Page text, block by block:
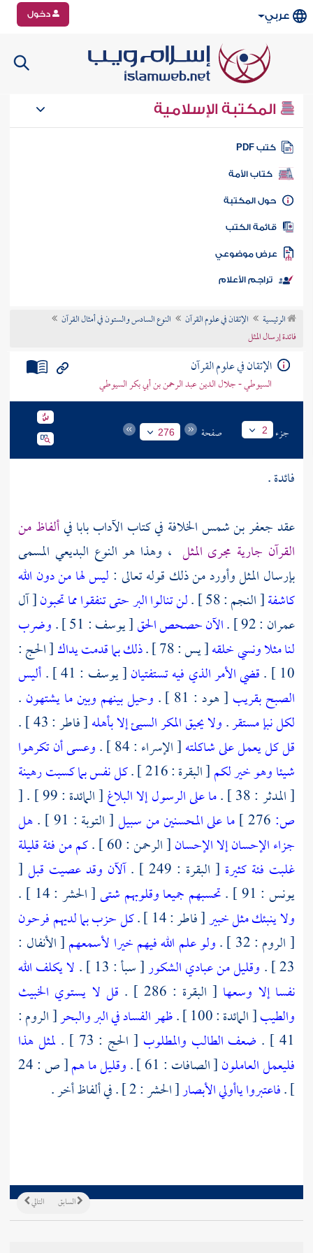
عربي دخول
المكتبة الإسلامية
كتب PDF
كتاب الأمة
المكتبة
الكتب
موضوعي
تراجم الأعلام
الرئيسية الإتقان في علوم القرآن
النوع السادس والستون في أمثال القرآن
فائدة إرسال المثل
الإتقان في علوم القرآن
السيوطي - جلال الدين عبد الرحمن بن أبي بكر السيوطي
جزء 2 صفحة 276
فائدة .
عقدجعفر بن شمس الخلافة في كتاب الآداب بابا فيألفاظ من
القرآن جارية مجرى المثل ، وهذا هو النوع البديعي المسمى
بإرسال المثل وأورد من ذلك قوله تعالى : ليس لها من دون الله
كاشفة[ النجم : 58 ] . لن تنالوا البر حتى تنفقوا مما تحبون[ آل
عمران : 92 ] .
الآن حصحص الحق[ يوسف : 51 ] .
وضرب
لنا مثلا ونسي خلقه[ يس : 78 ] . ذلك بما قدمت يداك[ الحج :
10 ] .
قضي الأمر الذي فيه تستفتيان[ يوسف : 41 ] .
أليس
الصبح بقريب [ هود : 81 ] . وحيل بينهم وبين ما يشتهون .
لكل نبإ مستقر.ولا يحيق المكر السيئ إلا بأهله[ فاطر : 43 ] .
قل كل يعمل على شاكلته[ الإسراء : 84 ] .
وعسى أن تكرهوا
شيئا وهو خير لكم[ البقرة : 216 ] .
كل نفس بما كسبت رهينة
[ المدثر : 38 ] .
ما على الرسول إلا البلاغ[ المائدة : 99 ] .
[
ص:
ما على المحسنين من سبيل[ التوبة : 91 ] .
هل
جزاء الإحسان إلا الإحسان[ الرحمن : 60 ] .
كم من فئة قليلة
غلبت فئة كثيرة [ البقرة : 249 ] . آلآن وقد عصيت قبل [
يونس : 91 ] .
تحسبهم جميعا وقلوبهم شتى[ الحشر : 14 ] .
ولا ينبئك مثل خبير[ فاطر : 14 ] .
كل حزب بما لديهم فرحون
[ الروم : 32 ] .
ولو علم الله فيهم خيرا لأسمعهم[ الأنفال :
23 ] .
وقليل من عبادي الشكور[ سبأ : 13 ] .
لا يكلف الله
نفسا إلا وسعها [ البقرة : 286 ] .
قل لا يستوي الخبيث
والطيب[ المائدة : 100 ] . ظهر الفساد في البر والبحر[ الروم :
41 ] .
ضعف الطالب والمطلوب [ الحج : 73 ] .
لمثل هذا
فليعمل العاملون[ الصافات : 61 ] . وقليل ما هم
[ ص : 24
] .فاعتبروا ياأولي الأبصار[ الحشر : 2 ] . في ألفاظ أخر .
التالي السابق